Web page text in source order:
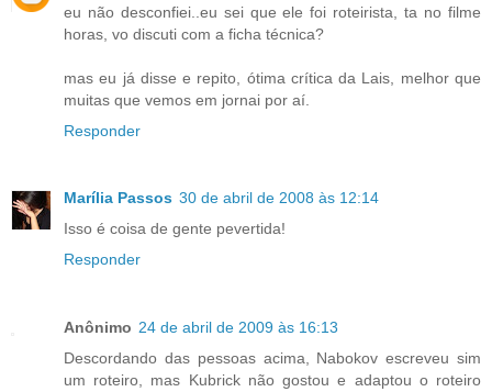
eu não desconfiei..eu sei que ele foi roteirista, ta no filme
horas, vo discuti com a ficha técnica?
mas eu já disse e repito, ótima crítica da Lais, melhor que
muitas que vemos em jornai por aí.
Responder
Marília Passos 30 de abril de 2008 às 12:14
Isso é coisa de gente pevertida!
Responder
Anônimo 24 de abril de 2009 às 16:13
Descordando das pessoas acima, Nabokov escreveu sim
um roteiro, mas Kubrick não gostou e adaptou o roteiro